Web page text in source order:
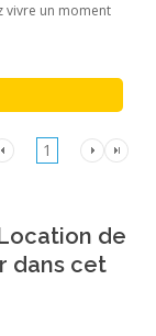
vivre un moment
1
de
dans cet